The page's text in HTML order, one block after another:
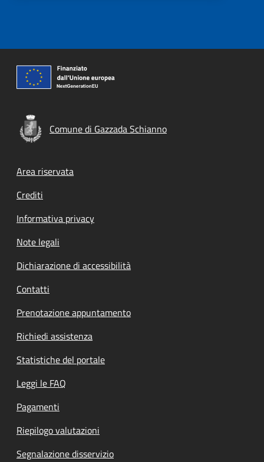
Comune di Gazzada Schianno
Footer menu
Area riservata
Crediti
Informativa privacy
Note legali
Dichiarazione di accessibilità
Contatti
Prenotazione appuntamento
Richiedi assistenza
Statistiche del portale
Leggi le FAQ
Pagamenti
Riepilogo valutazioni
Segnalazione disservizio